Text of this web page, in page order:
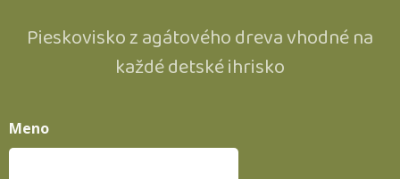
Pieskovisko z agátového dreva vhodné na
každé detské ihrisko
Meno